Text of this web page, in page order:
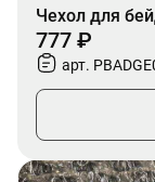
Чехол для
777 ₽
арт.